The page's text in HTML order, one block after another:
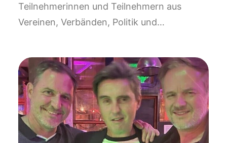
Teilnehmerinnen und Teilnehmern aus
Vereinen, Verbänden, Politik und…